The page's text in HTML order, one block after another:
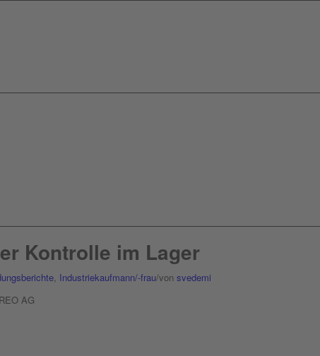
Kontrolle im Lager
, Industriekaufmann/-frau/von svedemi
AG